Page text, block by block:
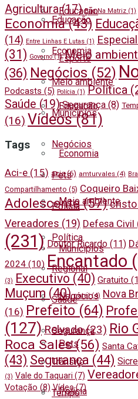
Educação
Esporte
Educação
Economia
Meio ambiente
Municípios
Negócios
Pets
Polícia
Educação
Economia
Meio ambiente
Municípios
Negócios
Pets
Polícia
Política
Regional
Saúde
Segurança
Trânsito
Tempo
Agricultura(17) Bug Na Matriz (1)
Economia(43)
(14) Entre Linhas E Lutas (1) Especial
(31) Governo(1) Meio
(36) Negócios (52)
Podcasts (5) Polícia (1) Política
Saúde (19) Segurança (8)
(16) Vídeos(81)
Tags
Aci-e (15) acie(6) amturvales (4)
Compartilhamento (5) Coqueiro
Adolescente(57)
Vereadores (19) Defesa Civil
(231) Doutor Ricardo (11)
2024 (10) Encantado
(3) Executivo (40) Gratuito
Muçum (40) natal(4) Nova
(16) Prefeito (64)
(127)Relvado(23) Rio
Roca Sales(56) Santa
(43) Segurança (44)
(3) Vale do Taquari (7)
Votação (8) Vídeo(7)